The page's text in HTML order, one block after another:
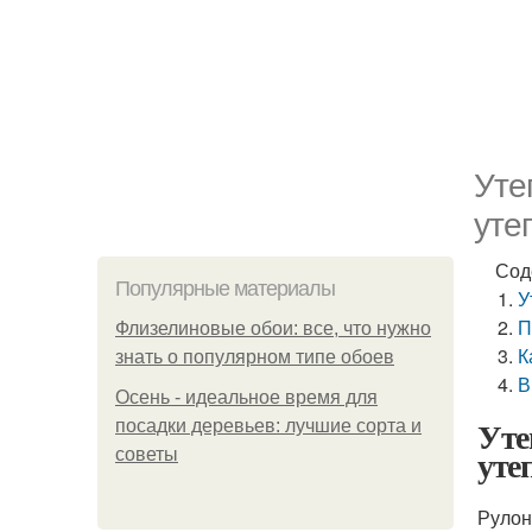
Популярные материалы
Флизелиновые обои: все, что нужно
знать о популярном типе обоев
Осень - идеальное время для
посадки деревьев: лучшие сорта и
советы